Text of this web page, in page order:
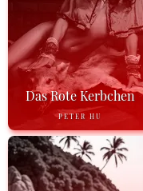
Das Rote Kerbchen
PETER HU